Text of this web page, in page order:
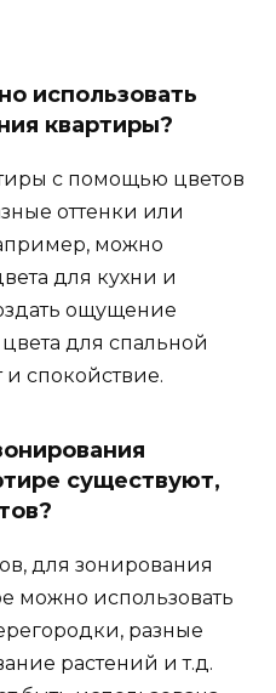
использовать
квартиры?
с помощью цветов
оттенки или
можно
для кухни и
ощущение
для спальной
и спокойствие.
существуют,
для зонирования
можно использовать
разные
растений и т.д.